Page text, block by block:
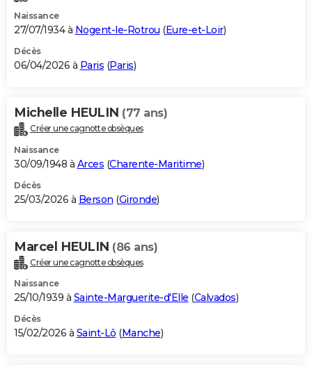
Naissance
27/07/1934 à Nogent-le-Rotrou (Eure-et-Loir)
Décès
06/04/2026 à Paris (Paris)
Michelle HEULIN (77 ans)
Créer une cagnotte obsèques
Naissance
30/09/1948 à Arces (Charente-Maritime)
Décès
25/03/2026 à Berson (Gironde)
Marcel HEULIN (86 ans)
Créer une cagnotte obsèques
Naissance
25/10/1939 à Sainte-Marguerite-d'Elle (Calvados)
Décès
15/02/2026 à Saint-Lô (Manche)